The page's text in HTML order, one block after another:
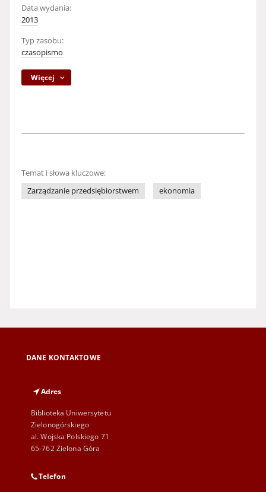
Data wydania:
2013
Typ zasobu:
czasopismo
Więcej
Temat i słowa kluczowe:
Zarządzanie przedsiębiorstwem
ekonomia
DANE KONTAKTOWE
Adres
Biblioteka Uniwersytetu
Zielonogórskiego
al. Wojska Polskiego 71
65-762 Zielona Góra
Telefon